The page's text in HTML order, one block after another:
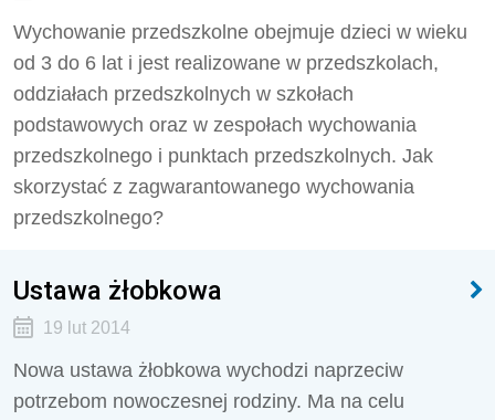
Wychowanie przedszkolne obejmuje dzieci w wieku
od 3 do 6 lat i jest realizowane w przedszkolach,
oddziałach przedszkolnych w szkołach
podstawowych oraz w zespołach wychowania
przedszkolnego i punktach przedszkolnych. Jak
skorzystać z zagwarantowanego wychowania
przedszkolnego?
Ustawa żłobkowa
19 lut 2014
Nowa ustawa żłobkowa wychodzi naprzeciw
potrzebom nowoczesnej rodziny. Ma na celu